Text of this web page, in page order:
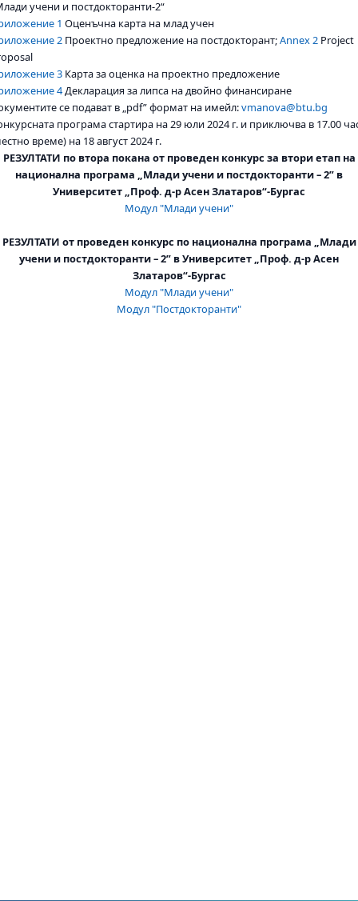
учени и постдокторанти-2“
1 Оценъчна карта на млад учен
2 Проектно предложение на постдокторант;Annex 2 Project
3 Карта за оценка на проектно предложение
4Декларация за липса на двойно финансиране
се подават в „pdf” формат на имейл:vmanova@btu.bg
програма стартира на 29 юли 2024 г. и приключва в 17.00
време) на 18 август 2024 г.
РЕЗУЛТАТИ по втора покана от проведен конкурс за втори етап на
национална програма „Млади учени и постдокторанти – 2” в
Университет „Проф. д-р Асен Златаров“-Бургас
Модул "Млади учени"
РЕЗУЛТАТИ от проведен конкурс по национална програма „Млади
учени и постдокторанти – 2” в Университет „Проф. д-р Асен
Златаров“-Бургас
Модул "Млади учени"
Модул "Постдокторанти"